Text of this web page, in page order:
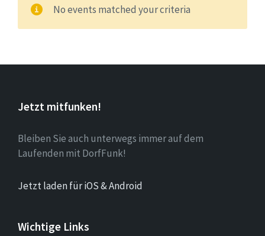
No events matched your criteria
Jetzt mitfunken!
Bleiben Sie auch unterwegs immer auf dem
Laufenden mit DorfFunk!
Jetzt laden für iOS & Android
Wichtige Links